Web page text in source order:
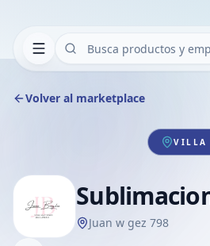
Volver al marketplace
VILLA
Juan w gez 798